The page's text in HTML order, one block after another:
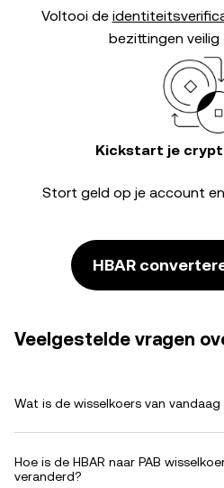
Voltooi de
bezittingen veilig
Kickstart je
Stort geld op je account
HBAR
Veelgestelde vragen
Wat is de wisselkoers van vandaag
Hoe is de HBAR naar PAB
veranderd?